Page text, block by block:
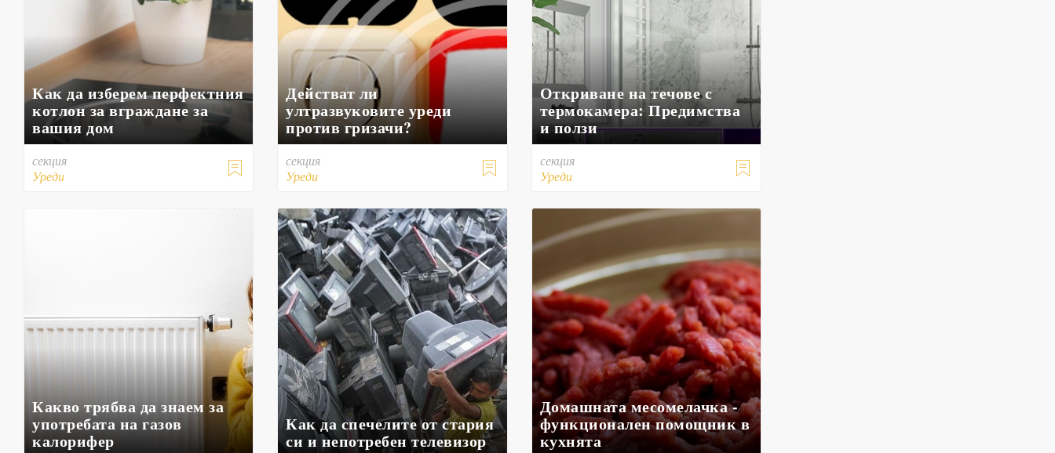
Как да изберем перфектния
котлон за вграждане за
вашия дом

секция
Уреди
Действат ли
ултразвуковите уреди
против гризачи?

секция
Уреди
Откриване на течове с
термокамера: Предимства
и ползи

секция
Уреди
Какво трябва да знаем за
употребата на газов
калорифер
Как да спечелите от стария
си и непотребен телевизор
Домашната месомелачка -
функционален помощник в
кухнята